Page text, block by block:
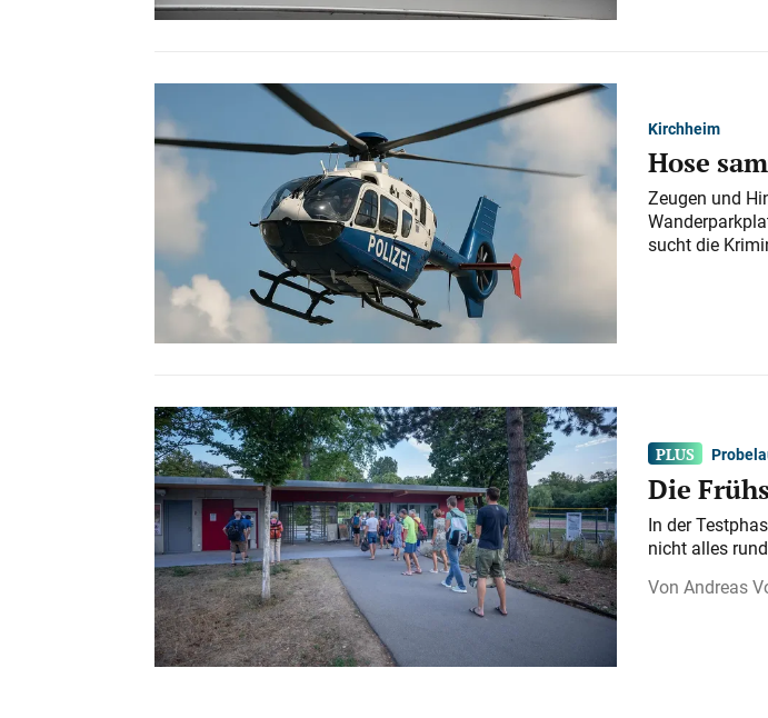
Kirchheim
Hose
Zeugen und
sucht die
Die
In der
nicht alles
Andreas